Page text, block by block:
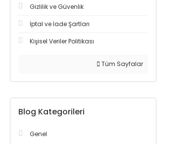
Gizlilik ve Güvenlik
İptal ve İade Şartları
Kişisel Veriler Politikası
Tüm Sayfalar
Blog Kategorileri
Genel